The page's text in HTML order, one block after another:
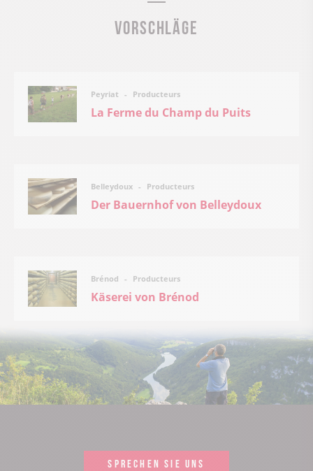
Vorschläge
Peyriat Producteurs
La Ferme du Champ du Puits
Belleydoux Producteurs
Der Bauernhof von Belleydoux
Brénod Producteurs
Käserei von Brénod
SPRECHEN SIE UNS